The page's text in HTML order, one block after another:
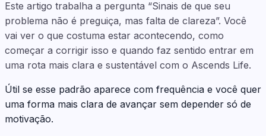
Este artigo trabalha a pergunta “Sinais de que seu
problema não é preguiça, mas falta de clareza”. Você
vai ver o que costuma estar acontecendo, como
começar a corrigir isso e quando faz sentido entrar em
uma rota mais clara e sustentável com o Ascends Life.
Útil se esse padrão aparece com frequência e você quer
uma forma mais clara de avançar sem depender só de
motivação.